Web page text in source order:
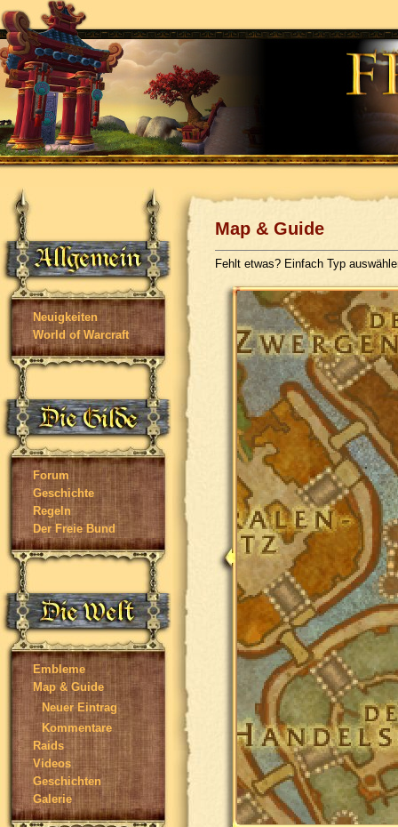
Neuigkeiten
World of Warcraft
Forum
Geschichte
Regeln
Der Freie Bund
Embleme
Map & Guide
Neuer Eintrag
Kommentare
Raids
Videos
Geschichten
Galerie
Map & Guide
Fehlt etwas? Einfach Typ